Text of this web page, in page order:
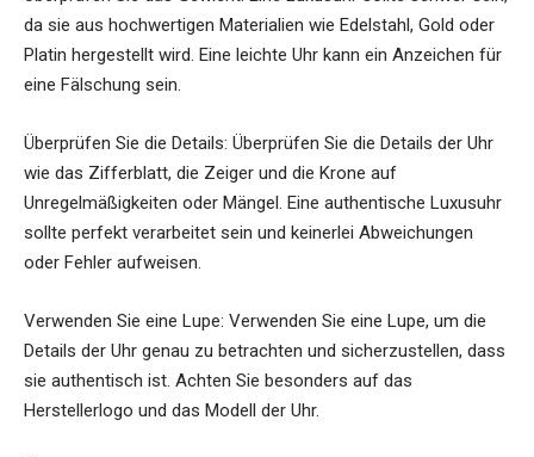
da sie aus hochwertigen Materialien wie Edelstahl, Gold oder
Platin hergestellt wird. Eine leichte Uhr kann ein Anzeichen für
eine Fälschung sein.
Überprüfen Sie die Details: Überprüfen Sie die Details der Uhr
wie das Zifferblatt, die Zeiger und die Krone auf
Unregelmäßigkeiten oder Mängel. Eine authentische Luxusuhr
sollte perfekt verarbeitet sein und keinerlei Abweichungen
oder Fehler aufweisen.
Verwenden Sie eine Lupe: Verwenden Sie eine Lupe, um die
Details der Uhr genau zu betrachten und sicherzustellen, dass
sie authentisch ist. Achten Sie besonders auf das
Herstellerlogo und das Modell der Uhr.